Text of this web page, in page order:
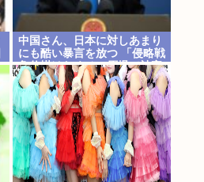
中国さん、日本に対しあまり
にも酷い暴言を放つ 「侵略戦
争仕掛けたくせに原爆で被害
者ビジネスするな」